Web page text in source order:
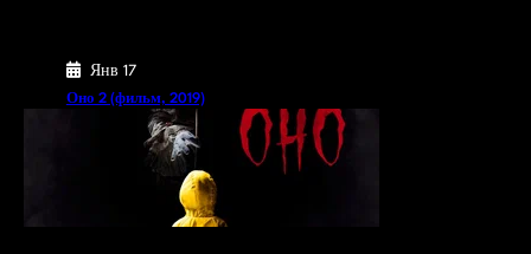
Янв 17
Оно 2 (фильм, 2019)